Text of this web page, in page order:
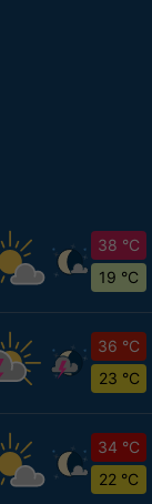
38 °C
19 °C
36 °C
23 °C
34 °C
22 °C